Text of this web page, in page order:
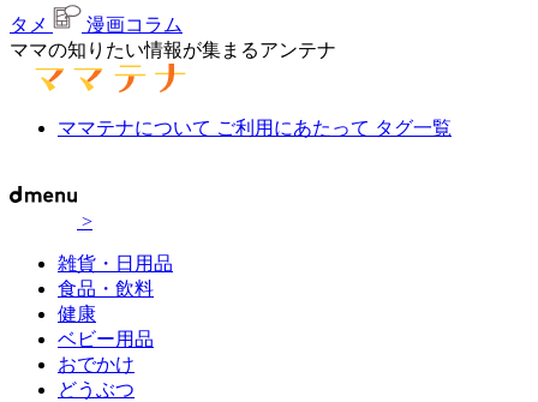
タメ
漫画コラム
ママの知りたい情報が集まるアンテナ
ママテナについて ご利用にあたって タグ一覧
>
雑貨・日用品
食品・飲料
健康
ベビー用品
おでかけ
どうぶつ